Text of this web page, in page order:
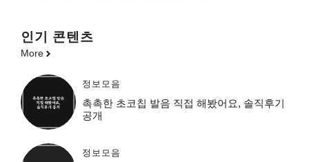
인기 콘텐츠
More
정보모음
촉촉한 초코칩 발음 직접 해봤어요, 솔직후기
공개
정보모음